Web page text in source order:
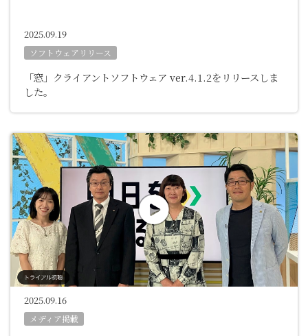
2025.09.19
ソフトウェアリリース
「窓」クライアントソフトウェア ver.4.1.2をリリースしま
した。
2025.09.16
メディア掲載